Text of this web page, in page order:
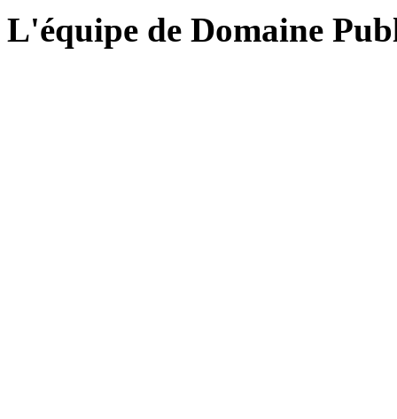
L'équipe de Domaine